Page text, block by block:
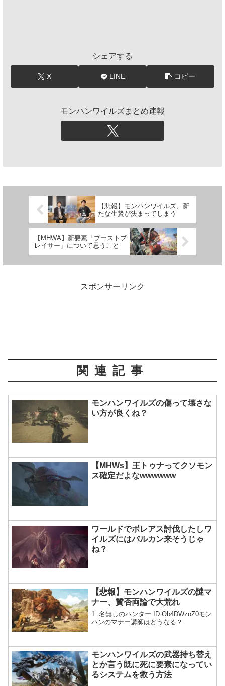
シェアする
X LINE コピー
モンハンワイルズまとめ速報
【悲報】モンハンワイルズ、新
たな生贄が決まってしまう
【MHWA】新要素「ブーストブ
レイサー」について思うこと
スポンサーリンク
関連記事
モンハンワイルズの傷って壊さな
い方が良くね？
【MHWs】王トゥナってクソモン
ス確定だよなwwwwww
ワールドでボレアス討伐したしワ
イルズにはバルカン来そうじゃ
ね？
【悲報】モンハンワイルズの謎マ
ナー、賛否両論で大荒れ
1: 名無しのハンター ID:Ob4DWzoZ0モン
ハンのマナー講師はどうなる？
モンハンワイルズの武器持ち替え
とか言う既に死に要素になってい
るシステムを救う方法